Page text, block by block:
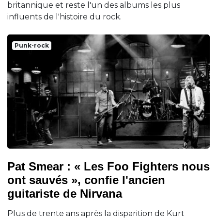
britannique et reste l'un des albums les plus
influents de l'histoire du rock.
Punk-rock
Pat Smear : « Les Foo Fighters nous
ont sauvés », confie l'ancien
guitariste de Nirvana
Plus de trente ans après la disparition de Kurt